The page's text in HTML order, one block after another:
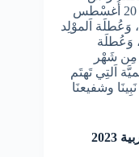
اَلسنَة الهجْريَّة وَالذِي يُوَافِق يَوْم اَلخمِيس 20 أُغسْطس
21 أُغسْطس ، وَعُطلَة اَلموْلِد
النَّبَويِّ الموافق اَلخمِيس 29 أُكتُوبَر 2023 ، وَعُطلَة
المسيرة الخضْراء يَوْم اَلجُمعة الموافق 6 مِن شَهْر
اَلتِي تَهتَم
وشفيعنَا